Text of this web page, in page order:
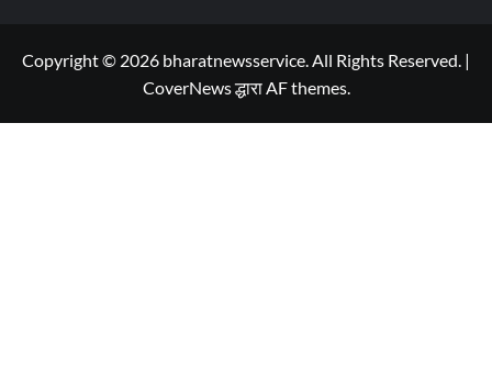
Copyright © 2026 bharatnewsservice. All Rights Reserved. |
CoverNewsद्धारा AF themes.